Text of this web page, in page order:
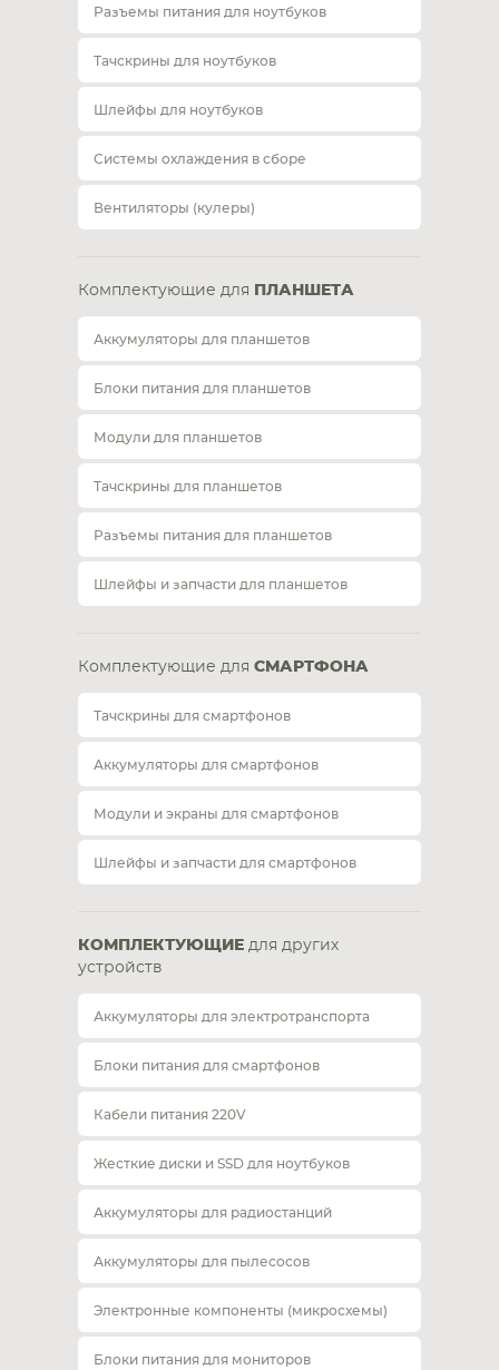
Разъемы питания для ноутбуков
Тачскрины для ноутбуков
Шлейфы для ноутбуков
Системы охлаждения в сборе
Вентиляторы (кулеры)
Комплектующие для ПЛАНШЕТА
Аккумуляторы для планшетов
Блоки питания для планшетов
Модули для планшетов
Тачскрины для планшетов
Разъемы питания для планшетов
Шлейфы и запчасти для планшетов
Комплектующие для СМАРТФОНА
Тачскрины для смартфонов
Аккумуляторы для смартфонов
Модули и экраны для смартфонов
Шлейфы и запчасти для смартфонов
КОМПЛЕКТУЮЩИЕ для других
устройств
Аккумуляторы для электротранспорта
Блоки питания для смартфонов
Кабели питания 220V
Жесткие диски и SSD для ноутбуков
Аккумуляторы для радиостанций
Аккумуляторы для пылесосов
Электронные компоненты (микросхемы)
Блоки питания для мониторов